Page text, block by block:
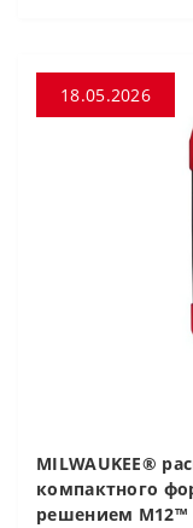
18.05.2026
MILWAUKEE®
компактного
решением M12™